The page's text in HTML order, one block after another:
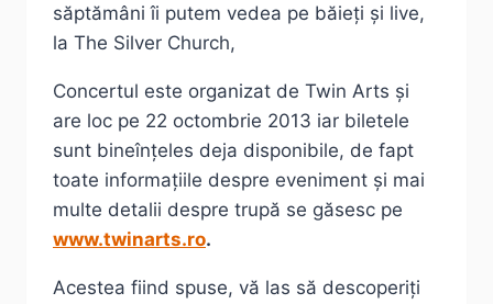
săptămâni îi putem vedea pe băieți și live,
la The Silver Church,
Concertul este organizat de Twin Arts și
are loc pe 22 octombrie 2013 iar biletele
sunt bineînțeles deja disponibile, de fapt
toate informațiile despre eveniment și mai
multe detalii despre trupă se găsesc pe
www.twinarts.ro.
Acestea fiind spuse, vă las să descoperiți